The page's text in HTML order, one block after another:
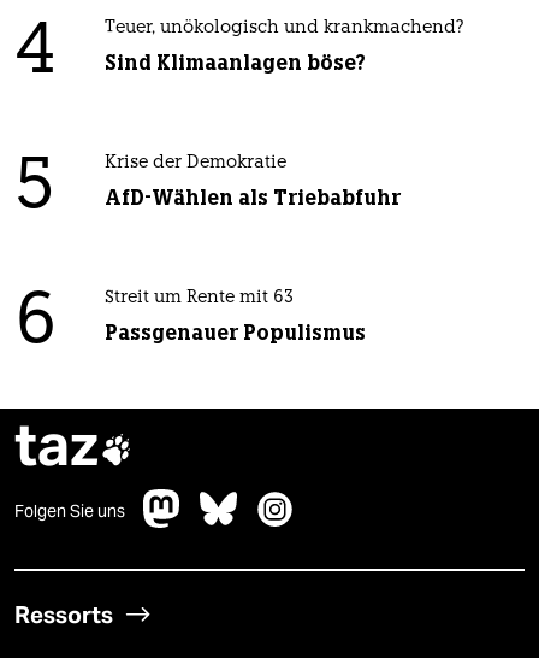
4 Teuer, unökologisch und krankmachend?
Sind Klimaanlagen böse?
5 Krise der Demokratie
AfD-Wählen als Triebabfuhr
6 Streit um Rente mit 63
Passgenauer Populismus
taz
Folgen Sie uns
Ressorts